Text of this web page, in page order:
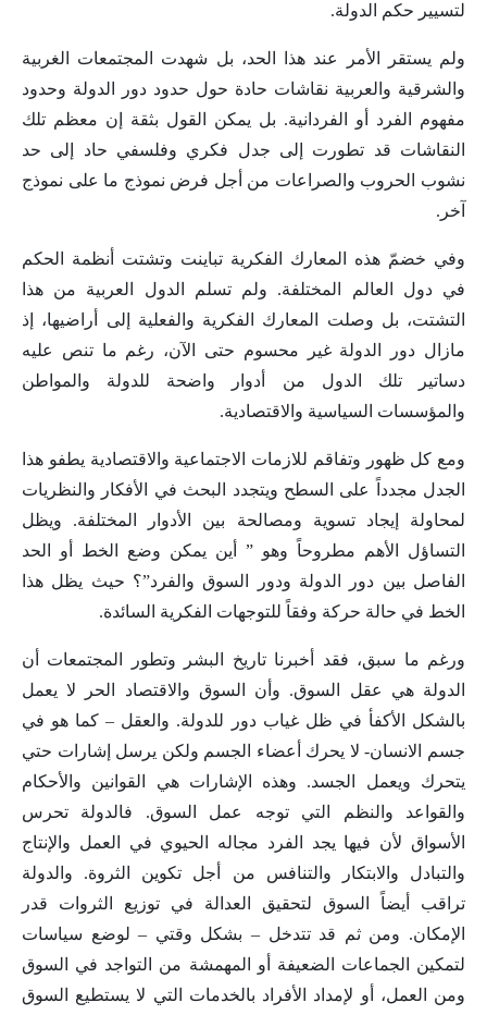
لتسيير حكم الدولة.
ولم يستقر الأمر عند هذا الحد، بل شهدت المجتمعات الغربية
والشرقية والعربية نقاشات حادة حول حدود دور الدولة وحدود
مفهوم الفرد أو الفردانية. بل يمكن القول بثقة إن معظم تلك
النقاشات قد تطورت إلى جدل فكري وفلسفي حاد إلى حد
نشوب الحروب والصراعات من أجل فرض نموذج ما على نموذج
آخر.
وفي خضمّ هذه المعارك الفكرية تباينت وتشتت أنظمة الحكم
في دول العالم المختلفة. ولم تسلم الدول العربية من هذا
التشتت، بل وصلت المعارك الفكرية والفعلية إلى أراضيها، إذ
مازال دور الدولة غير محسوم حتى الآن، رغم ما تنص عليه
دساتير تلك الدول من أدوار واضحة للدولة والمواطن
والمؤسسات السياسية والاقتصادية.
ومع كل ظهور وتفاقم للازمات الاجتماعية والاقتصادية يطفو هذا
الجدل مجدداً على السطح ويتجدد البحث في الأفكار والنظريات
لمحاولة إيجاد تسوية ومصالحة بين الأدوار المختلفة. ويظل
التساؤل الأهم مطروحاً وهو ” أين يمكن وضع الخط أو الحد
الفاصل بين دور الدولة ودور السوق والفرد”؟ حيث يظل هذا
الخط في حالة حركة وفقاً للتوجهات الفكرية السائدة.
ورغم ما سبق، فقد أخبرنا تاريخ البشر وتطور المجتمعات أن
الدولة هي عقل السوق. وأن السوق والاقتصاد الحر لا يعمل
بالشكل الأكفأ في ظل غياب دور للدولة. والعقل – كما هو في
جسم الانسان- لا يحرك أعضاء الجسم ولكن يرسل إشارات حتي
يتحرك ويعمل الجسد. وهذه الإشارات هي القوانين والأحكام
والقواعد والنظم التي توجه عمل السوق. فالدولة تحرس
الأسواق لأن فيها يجد الفرد مجاله الحيوي في العمل والإنتاج
والتبادل والابتكار والتنافس من أجل تكوين الثروة. والدولة
تراقب أيضاً السوق لتحقيق العدالة في توزيع الثروات قدر
الإمكان. ومن ثم قد تتدخل – بشكل وقتي – لوضع سياسات
لتمكين الجماعات الضعيفة أو المهمشة من التواجد في السوق
ومن العمل، أو لإمداد الأفراد بالخدمات التي لا يستطيع السوق